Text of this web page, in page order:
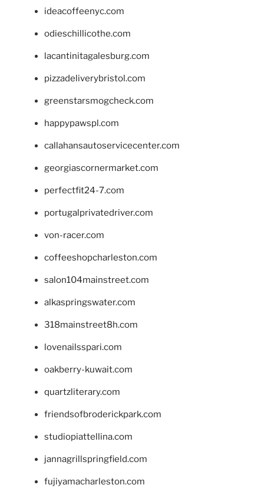
ideacoffeenyc.com
odieschillicothe.com
lacantinitagalesburg.com
pizzadeliverybristol.com
greenstarsmogcheck.com
happypawspl.com
callahansautoservicecenter.com
georgiascornermarket.com
perfectfit24-7.com
portugalprivatedriver.com
von-racer.com
coffeeshopcharleston.com
salon104mainstreet.com
alkaspringswater.com
318mainstreet8h.com
lovenailsspari.com
oakberry-kuwait.com
quartzliterary.com
friendsofbroderickpark.com
studiopiattellina.com
jannagrillspringfield.com
fujiyamacharleston.com